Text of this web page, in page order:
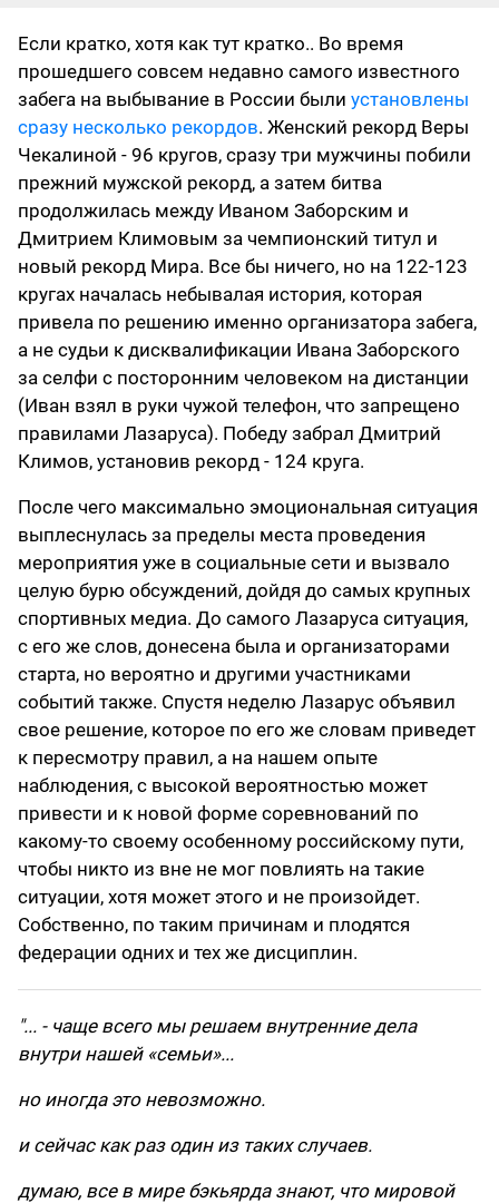
Если кратко, хотя как тут кратко.. Во время
прошедшего совсем недавно самого известного
забега на выбывание в России были установлены
сразу несколько рекордов. Женский рекорд Веры
Чекалиной - 96 кругов, сразу три мужчины побили
прежний мужской рекорд, а затем битва
продолжилась между Иваном Заборским и
Дмитрием Климовым за чемпионский титул и
новый рекорд Мира. Все бы ничего, но на 122-123
кругах началась небывалая история, которая
привела по решению именно организатора забега,
а не судьи к дисквалификации Ивана Заборского
за селфи с посторонним человеком на дистанции
(Иван взял в руки чужой телефон, что запрещено
правилами Лазаруса). Победу забрал Дмитрий
Климов, установив рекорд - 124 круга.
После чего максимально эмоциональная ситуация
выплеснулась за пределы места проведения
мероприятия уже в социальные сети и вызвало
целую бурю обсуждений, дойдя до самых крупных
спортивных медиа. До самого Лазаруса ситуация,
с его же слов, донесена была и организаторами
старта, но вероятно и другими участниками
событий также. Спустя неделю Лазарус объявил
свое решение, которое по его же словам приведет
к пересмотру правил, а на нашем опыте
наблюдения, с высокой вероятностью может
привести и к новой форме соревнований по
какому-то своему особенному российскому пути,
чтобы никто из вне не мог повлиять на такие
ситуации, хотя может этого и не произойдет.
Собственно, по таким причинам и плодятся
федерации одних и тех же дисциплин.
"... - чаще всего мы решаем внутренние дела
внутри нашей «семьи»...
но иногда это невозможно.
и сейчас как раз один из таких случаев.
думаю, все в мире бэкьярда знают, что мировой